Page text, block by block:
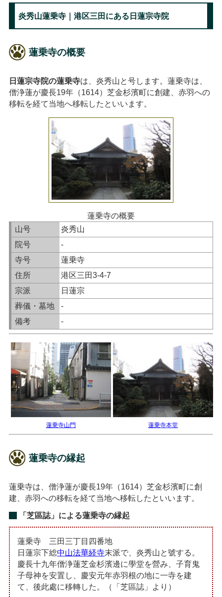
炎秀山蓮乗寺｜港区三田にある日蓮宗寺院
蓮乗寺の概要
日蓮宗寺院の蓮乗寺は、炎秀山と号します。蓮乗寺は、
僧浄蓮が慶長19年（1614）芝金杉濱町に創建、赤羽への
移転を経て当地へ移転したといいます。
蓮乗寺の概要
山号
炎秀山
院号
-
寺号
蓮乗寺
住所
港区三田3-4-7
宗派
日蓮宗
葬儀・墓地
-
備考
-
蓮乗寺山門 蓮乗寺本堂
蓮乗寺の縁起
蓮乗寺は、僧浄蓮が慶長19年（1614）芝金杉濱町に創
建、赤羽への移転を経て当地へ移転したといいます。
「芝區誌」による蓮乗寺の縁起
蓮乗寺 三田三丁目四番地
日蓮宗下総中山法華経寺末派で、炎秀山と號する。
慶長十九年僧浄蓮芝金杉濱邊に學堂を營み、子育鬼
子母神を安置し、慶安元年赤羽根の地に一寺を建
て、後此處に移轉した。（「芝區誌」より）